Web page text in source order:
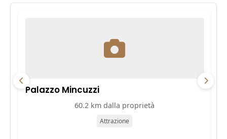
Palazzo Mincuzzi
60.2 km dalla proprietà
Attrazione